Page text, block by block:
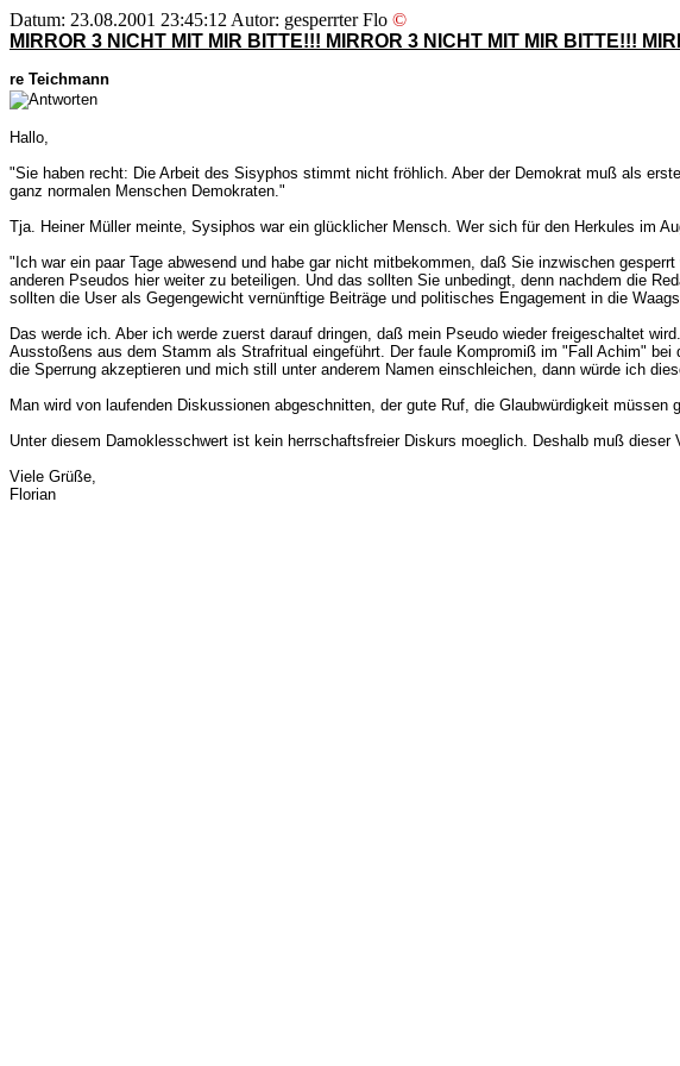
Datum: 23.08.2001 23:45:12 Autor: gesperrter Flo ©
MIRROR 3 NICHT MIT MIR BITTE!!! MIRROR 3 NICHT MIT MIR BITTE!!!
re Teichmann
Hallo,
"Sie haben recht: Die Arbeit des Sisyphos stimmt nicht fröhlich. Aber der Demokrat muß als
ganz normalen Menschen Demokraten."
Tja. Heiner Müller meinte, Sysiphos war ein glücklicher Mensch. Wer sich für den Herkules im
"Ich war ein paar Tage abwesend und habe gar nicht mitbekommen, daß Sie inzwischen
anderen Pseudos hier weiter zu beteiligen. Und das sollten Sie unbedingt, denn nachdem die
sollten die User als Gegengewicht vernünftige Beiträge und politisches Engagement in die
Das werde ich. Aber ich werde zuerst darauf dringen, daß mein Pseudo wieder freigeschaltet
Ausstoßens aus dem Stamm als Strafritual eingeführt. Der faule Kompromiß im "Fall Achim"
die Sperrung akzeptieren und mich still unter anderem Namen einschleichen, dann würde ich
Man wird von laufenden Diskussionen abgeschnitten, der gute Ruf, die Glaubwürdigkeit müssen
Unter diesem Damoklesschwert ist kein herrschaftsfreier Diskurs moeglich. Deshalb muß
Viele Grüße,
Florian